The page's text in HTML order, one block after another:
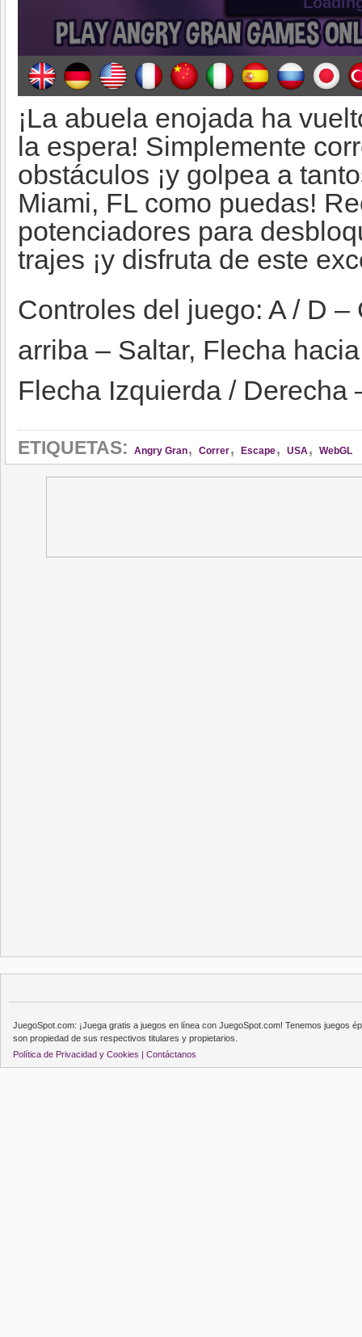
¡La abuela enojada ha
la espera! Simplemente
obstáculos ¡y golpea a
Miami, FL como puedas!
potenciadores para
trajes ¡y disfruta de este
Controles del juego: A / D
arriba – Saltar, Flecha
Flecha Izquierda / Derecha
ETIQUETAS: Angry Gran, Correr, Escape, USA, WebGL
JuegoSpot.com: ¡Juega gratis a juegos en línea con JuegoSpot.com! Tenemos juegos
son propiedad de sus respectivos titulares y propietarios.
Política de Privacidad y Cookies | Contáctanos